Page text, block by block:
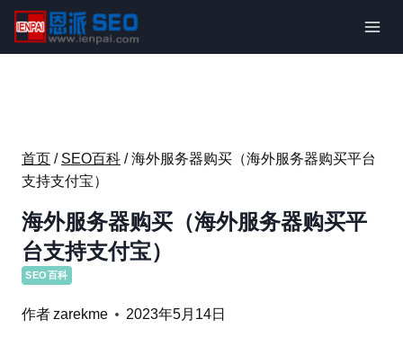
内
首页 / SEO百科 / 海外服务器购买（海外服务器购买平台
支持支付宝）
海外服务器购买（海外服务器购买平
台支持支付宝）
SEO百科
作者zarekme 2023年5月14日